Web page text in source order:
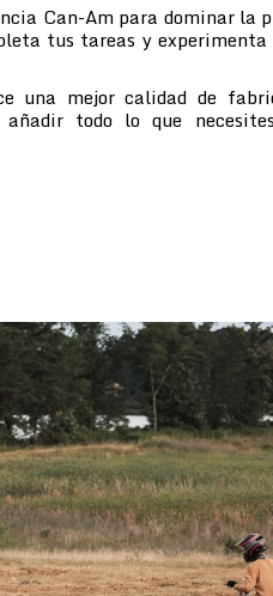
Can-Am para dominar la
tus tareas y
una mejor calidad de
añadir todo lo que